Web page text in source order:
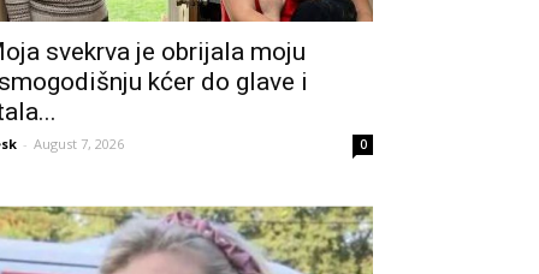
svekrva je obrijala moju
kćer do glave i
- August 7, 2026 0